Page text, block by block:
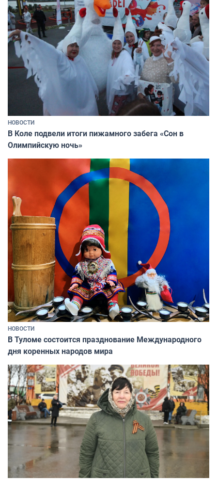
НОВОСТИ
В Коле подвели итоги пижамного забега «Сон в
Олимпийскую ночь»
НОВОСТИ
В Туломе состоится празднование Международного
дня коренных народов мира